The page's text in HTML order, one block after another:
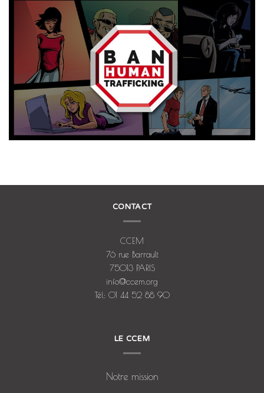
CONTACT
CCEM
76 rue Barrault
75013 PARIS
info@ccem.org
Tél: 01 44 52 88 90
LE CCEM
Notre mission